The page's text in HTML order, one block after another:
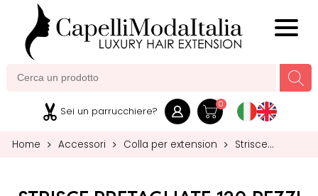
Sei un parrucchiere?
0
Home Accessori Colla per extension
Strisce